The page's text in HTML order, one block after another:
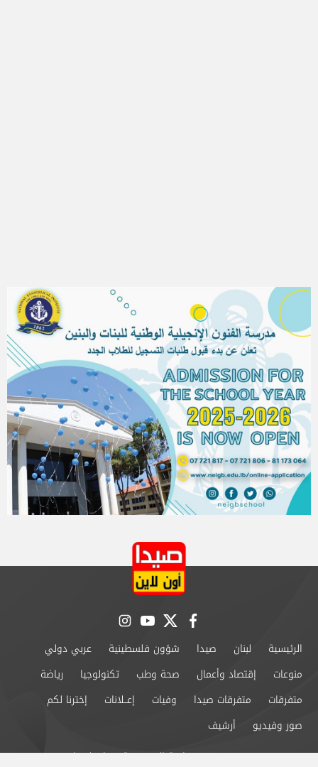
facebook
twitter
youtube
instagram
الرئيسية لبنان صيدا شؤون فلسطينية
عربي دولي
منوعات
إقتصاد وأعمال صحة وطب تكنولوجيا
رياضة
متفرقات
متفرقات صيدا وفيات إعــلانات
إخترنا لكم
صور وفيديو
أرشيف
من نحن
سياسة الخصوصية اتصل بنا